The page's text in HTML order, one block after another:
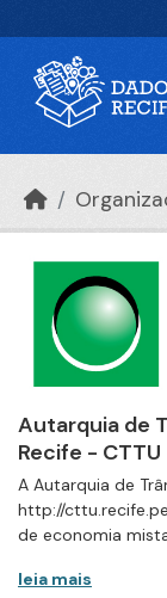
Autarquia de
Recife - CTTU
A Autarquia de
http://
de economia
leia mais